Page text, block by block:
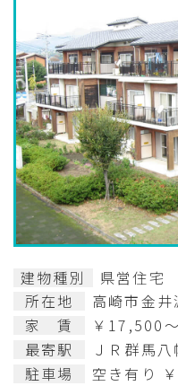
建物種別
県営住宅
所在地
高崎市金
家 賃
￥17,500
最寄駅
ＪＲ群馬
駐車場
空き有り